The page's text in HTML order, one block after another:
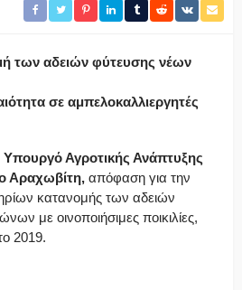
των αδειών φύτευσης νέων
σε αμπελοκαλλιεργητές
Υπουργό Αγροτικής Ανάπτυξης
Αραχωβίτη, απόφαση για την
κατανομής των αδειών
με οινοποιήσιμες ποικιλίες,
2019.